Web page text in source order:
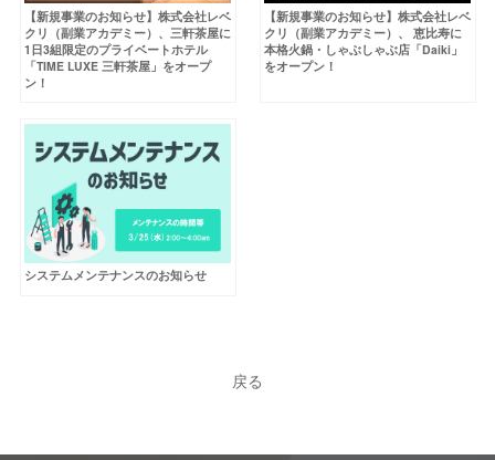
【新規事業のお知らせ】株式会社レベ
クリ（副業アカデミー）、三軒茶屋に
1日3組限定のプライベートホテル
「TIME LUXE 三軒茶屋」をオープ
ン！
【新規事業のお知らせ】株式会社レベ
クリ（副業アカデミー）、 恵比寿に
本格火鍋・しゃぶしゃぶ店「Daiki」
をオープン！
システムメンテナンスのお知らせ
戻る